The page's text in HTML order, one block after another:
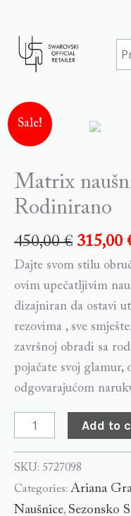
content
Sale!
Matrix
Rodinirano
450,00€ 315,00
Dajte svom stilu
ovim upečatljivim
dizajniran da ostavi
rezovima , sve
završnoj obradi sa
pojačate svoj glamur,
odgovarajućom
Matrix
naušnice,
Rodinirano
quantity
Add to
SKU: 5727098
Categories: Ariana
Naušnice, Sezonsko